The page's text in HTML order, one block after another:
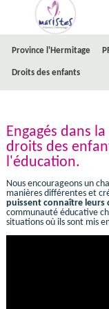
Province l'Hermitage
Droits des enfants
Engagés dans
droits des
l'éducation.
Nous encourageons un
manières différentes et
puissent connaître leurs
communauté éducative
situations où ils sont mis